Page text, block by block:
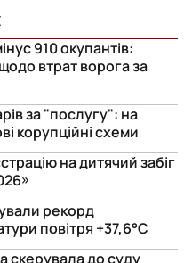
910 окупантів:
втрат ворога за
за "послугу": на
корупційні схеми
на дитячий забіг
рекорд
повітря +37,6°С
скерувала до суду